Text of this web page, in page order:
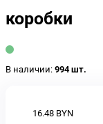
коробки
В наличии: 994 шт.
16.48 BYN